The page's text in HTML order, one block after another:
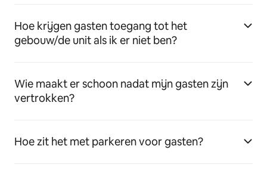
Hoe krijgen gasten toegang tot het
gebouw/de unit als ik er niet ben?
Wie maakt er schoon nadat mijn gasten zijn
vertrokken?
Hoe zit het met parkeren voor gasten?